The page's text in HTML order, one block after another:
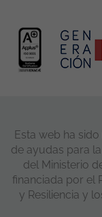
Esta web ha
de ayudas para
del Ministerio
financiada por el
y Resiliencia y